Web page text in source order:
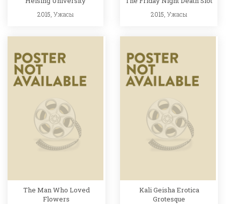
2015, Ужасы 2015, Ужасы
The Man Who Loved
Flowers
Kali Geisha Erotica
Grotesque